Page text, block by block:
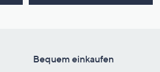
Bequem einkaufen